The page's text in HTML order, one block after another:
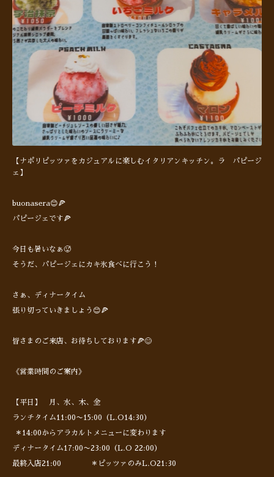
【ナポリピッツァをカジュアルに楽しむイタリアンキッチン。ラ パピージ
ェ】
buonasera😊🍕
パピージェです🍕
今日も暑いなぁ🥵
そうだ、パピージェにカキ氷食べに行こう！
さぁ、ディナータイム
張り切っていきましょう😊🍕
皆さまのご来店、お待ちしております🍕😊
《営業時間のご案内》
【平日】 月、水、木、金
ランチタイム11:00〜15:00（L.O14:30）
＊14:00からアラカルトメニューに変わります
ディナータイム17:00〜23:00（L.O 22:00）
最終入店21:00 ＊ピッツァのみL.O21:30